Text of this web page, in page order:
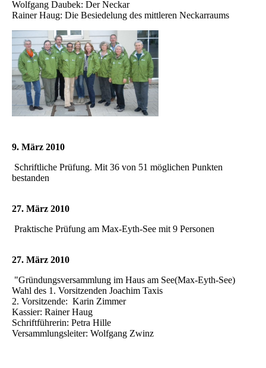
Wolfgang Daubek: Der Neckar
Rainer Haug: Die Besiedelung des mittleren Neckarraums
9. März 2010
Schriftliche Prüfung. Mit 36 von 51 möglichen Punkten
bestanden
27. März 2010
Praktische Prüfung am Max-Eyth-See mit 9 Personen
27. März 2010
"Gründungsversammlung im Haus am See(Max-Eyth-See)
Wahl des 1. Vorsitzenden Joachim Taxis
2. Vorsitzende: Karin Zimmer
Kassier: Rainer Haug
Schriftführerin: Petra Hille
Versammlungsleiter: Wolfgang Zwinz